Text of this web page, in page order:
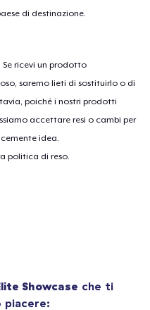
di destinazione.
ricevi un prodotto
saremo lieti di sostituirlo o di
poiché i nostri prodotti
accettare resi o cambi per
idea.
politica di reso.
Showcase che ti